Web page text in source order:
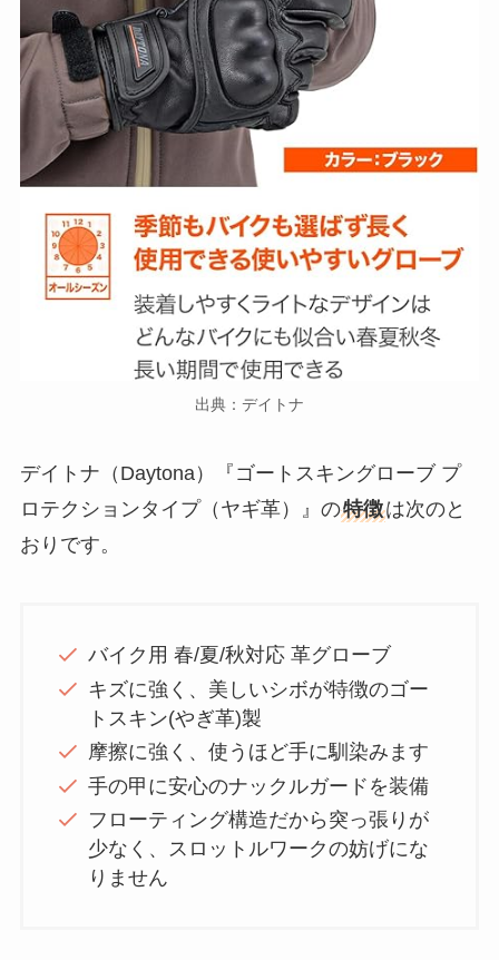
出典：デイトナ
デイトナ（Daytona）『ゴートスキングローブ プ
ロテクションタイプ（ヤギ革）』の特徴は次のと
おりです。
バイク用 春/夏/秋対応 革グローブ
キズに強く、美しいシボが特徴のゴー
トスキン(やぎ革)製
摩擦に強く、使うほど手に馴染みます
手の甲に安心のナックルガードを装備
フローティング構造だから突っ張りが
少なく、スロットルワークの妨げにな
りません